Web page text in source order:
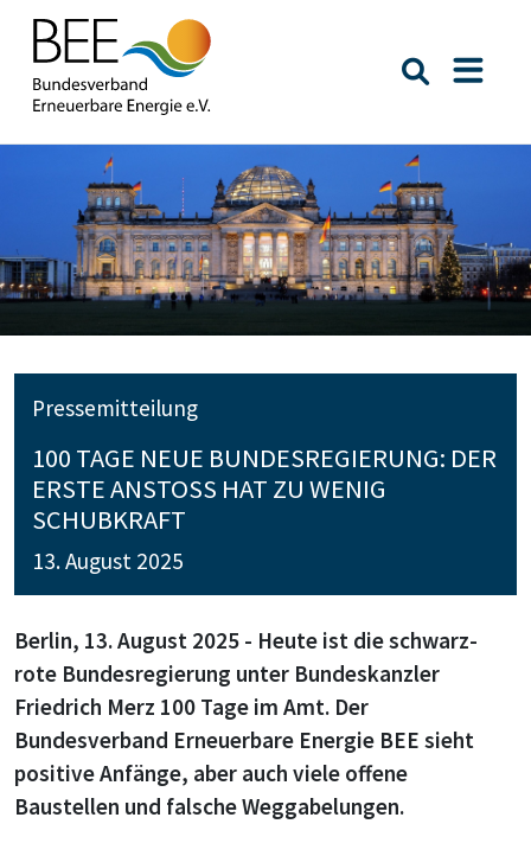
Suche
Pressemitteilung
100 TAGE NEUE BUNDESREGIERUNG: DER
ERSTE ANSTOSS HAT ZU WENIG S
CHUBKRAFT
13. August 2025
Berlin, 13. August 2025 - Heute ist die schwarz-
rote Bundesregierung unter Bundeskanzler
Friedrich Merz 100 Tage im Amt. Der
Bundesverband Erneuerbare Energie BEE sieht
positive Anfänge, aber auch viele offene
Baustellen und falsche Weggabelungen.